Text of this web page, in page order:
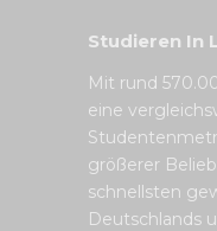
Studieren In
Mit rund
eine
größerer
schnellsten
Deutschlands